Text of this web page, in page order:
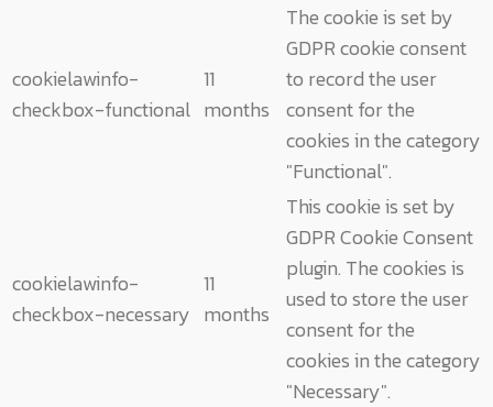
cookielawinfo-
checkbox-functional
11
months
The cookie is set by
GDPR cookie consent
to record the user
consent for the
cookies in the category
"Functional".
cookielawinfo-
checkbox-necessary
11
months
This cookie is set by
GDPR Cookie Consent
plugin. The cookies is
used to store the user
consent for the
cookies in the category
"Necessary".